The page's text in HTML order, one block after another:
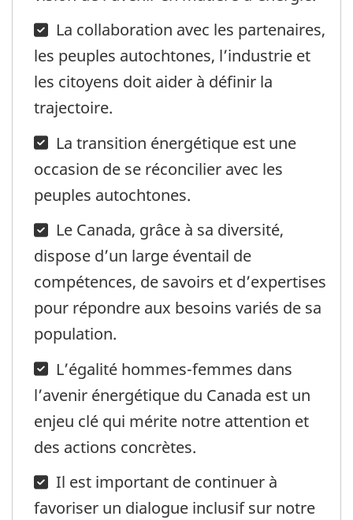
La collaboration avec les partenaires,
les peuples autochtones, l’industrie et
les citoyens doit aider à définir la
trajectoire.
La transition énergétique est une
occasion de se réconcilier avec les
peuples autochtones.
Le Canada, grâce à sa diversité,
dispose d’un large éventail de
compétences, de savoirs et d’expertises
pour répondre aux besoins variés de sa
population.
L’égalité hommes-femmes dans
l’avenir énergétique du Canada est un
enjeu clé qui mérite notre attention et
des actions concrètes.
Il est important de continuer à
favoriser un dialogue inclusif sur notre